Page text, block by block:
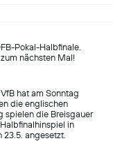
Pokal-Halbfinale.
nächsten Mal!
hat am Sonntag
die englischen
spielen die Breisgauer
in
23.5. angesetzt.